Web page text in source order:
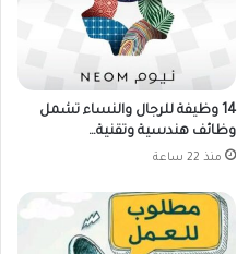
14 وظيفة للرجال والنساء تشمل
وظائف هندسية وتقنية…
منذ 22 ساعة